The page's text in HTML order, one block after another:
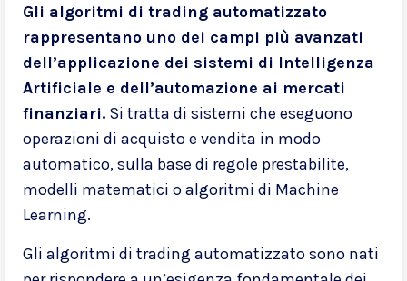
Gli algoritmi di trading automatizzato
rappresentano uno dei campi più avanzati
dell’applicazione dei sistemi di Intelligenza
Artificiale e dell’automazione ai mercati
finanziari. Si tratta di sistemi che eseguono
operazioni di acquisto e vendita in modo
automatico, sulla base di regole prestabilite,
modelli matematici o algoritmi di Machine
Learning.
Gli algoritmi di trading automatizzato sono nati